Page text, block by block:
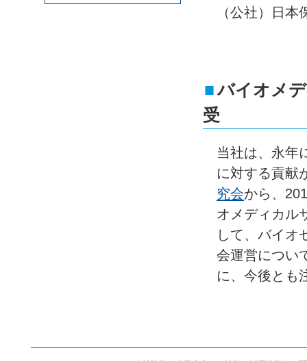
（公社）日
■バイオメ
受
当社は、永年
に対する貢献
究会から、
オメディカル
して、バイオ
会運営につい
に、今後とも